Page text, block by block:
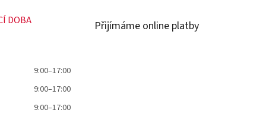
DOBA
9:00–17:00
9:00–17:00
9:00–17:00
Přijímáme online platby